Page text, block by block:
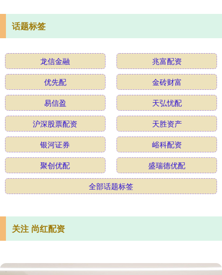
话题标签
龙信金融
兆富配资
优先配
金砖财富
易信盈
天弘忧配
沪深股票配资
天胜资产
银河证券
峪科配资
聚创优配
盛瑞德优配
全部话题标签
关注 尚红配资